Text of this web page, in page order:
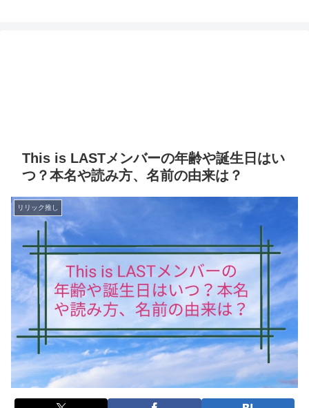
This is LASTメンバーの年齢や誕生日はい
つ？本名や読み方、名前の由来は？
リリック推し